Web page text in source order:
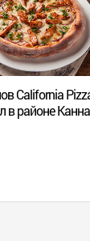
California
районе